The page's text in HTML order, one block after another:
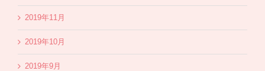
2019年11月
2019年10月
2019年9月